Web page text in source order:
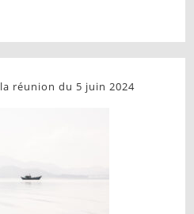
réunion du 5 juin 2024